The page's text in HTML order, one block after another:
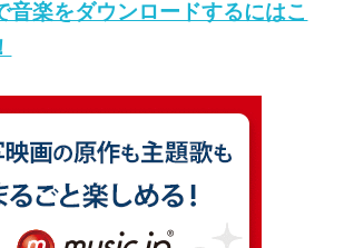
楽をダウンロードするにはこ